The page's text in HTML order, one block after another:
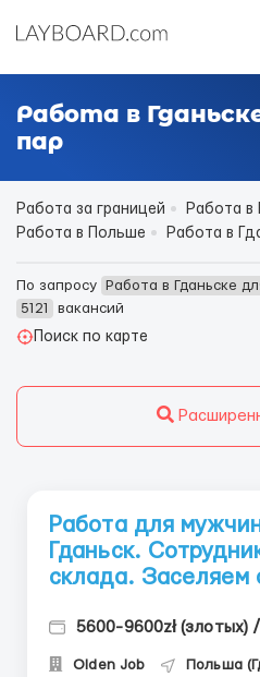
Работа в
пар
Работа за границей
Работа в
Работа в Польше
Работа в
По запросу Работа в Гданьске
5121
вакансий
Поиск по карте
Работа для
Гданьск.
склада. Заселяем
5600-9600zł (злотых)
Olden Job Польша